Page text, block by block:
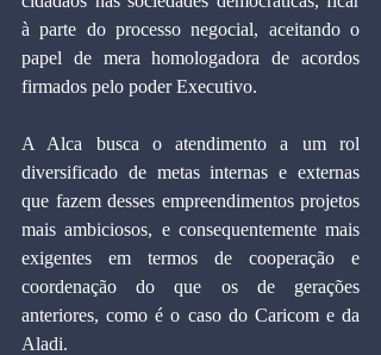
à parte do processo negocial, aceitando o
papel de mera homologadora de acordos
firmados pelo poder Executivo.
A Alca busca o atendimento a um rol
diversificado de metas internas e externas
que fazem desses empreendimentos projetos
mais ambiciosos, e consequentemente mais
exigentes em termos de cooperação e
coordenação do que os de gerações
anteriores, como é o caso do Caricom e da
Aladi.